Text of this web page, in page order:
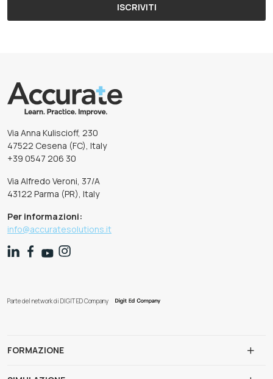
ISCRIVITI
Via Anna Kuliscioff, 230
47522 Cesena (FC), Italy
+39 0547 206 30
Via Alfredo Veroni, 37/A
43122 Parma (PR), Italy
Per informazioni:
info@accuratesolutions.it
Parte del network di DIGIT ED Company
FORMAZIONE